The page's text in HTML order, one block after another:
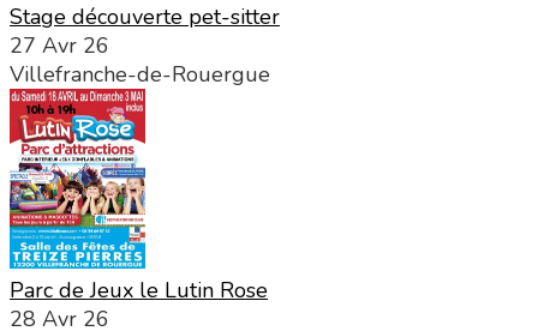
Stage découverte pet-sitter
27 Avr 26
Villefranche-de-Rouergue
Parc de Jeux le Lutin Rose
28 Avr 26